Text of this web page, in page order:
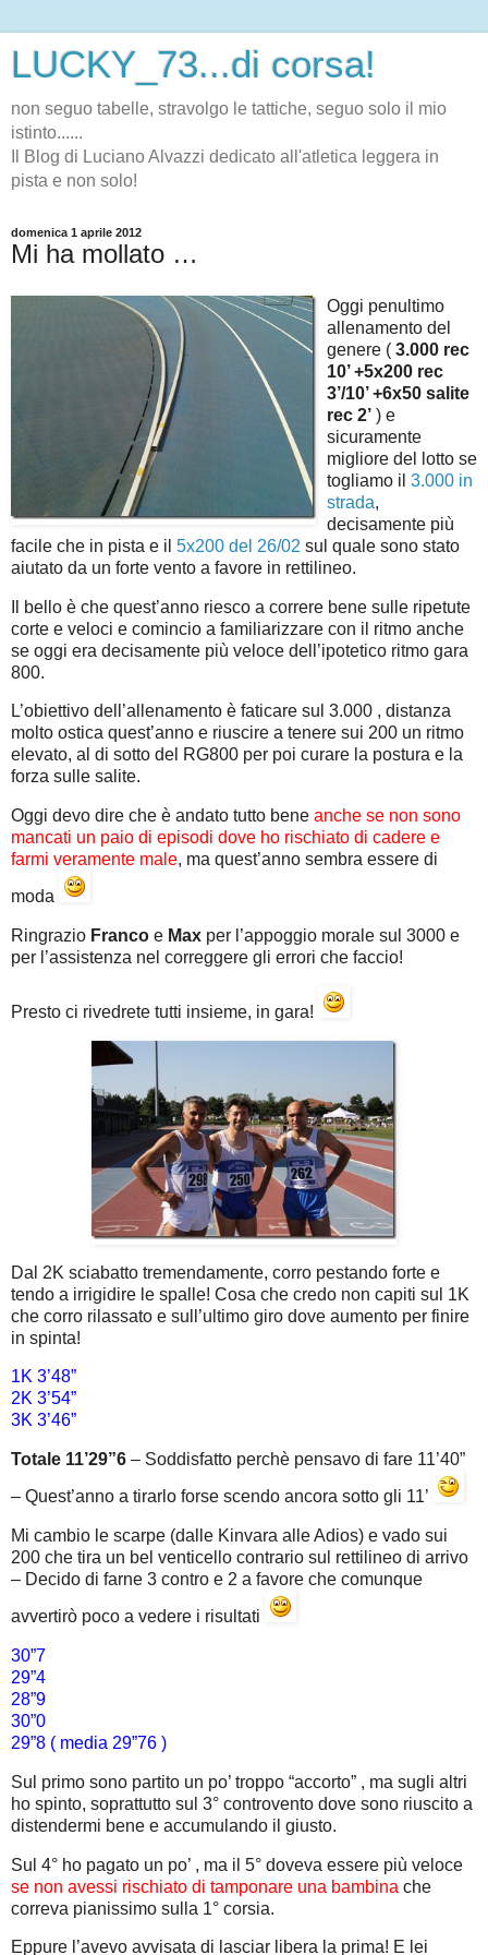
LUCKY_73...di corsa!
non seguo tabelle, stravolgo le tattiche, seguo solo il mio
istinto......
Il Blog di Luciano Alvazzi dedicato all'atletica leggera in
pista e non solo!
domenica 1 aprile 2012
Mi ha mollato …
Oggi penultimo
allenamento del
genere ( 3.000 rec
10’ +5x200 rec
3’/10’ +6x50 salite
rec 2’ ) e
sicuramente
migliore del lotto se
togliamo il 3.000 in
strada,
decisamente più
facile che in pista e il 5x200 del 26/02 sul quale sono stato
aiutato da un forte vento a favore in rettilineo.
Il bello è che quest’anno riesco a correre bene sulle ripetute
corte e veloci e comincio a familiarizzare con il ritmo anche
se oggi era decisamente più veloce dell’ipotetico ritmo gara
800.
L’obiettivo dell’allenamento è faticare sul 3.000 , distanza
molto ostica quest’anno e riuscire a tenere sui 200 un ritmo
elevato, al di sotto del RG800 per poi curare la postura e la
forza sulle salite.
Oggi devo dire che è andato tutto bene anche se non sono
mancati un paio di episodi dove ho rischiato di cadere e
farmi veramente male, ma quest’anno sembra essere di
moda
Ringrazio Franco e Max per l’appoggio morale sul 3000 e
per l’assistenza nel correggere gli errori che faccio!
Presto ci rivedrete tutti insieme, in gara!
Dal 2K sciabatto tremendamente, corro pestando forte e
tendo a irrigidire le spalle! Cosa che credo non capiti sul 1K
che corro rilassato e sull’ultimo giro dove aumento per finire
in spinta!
1K 3’48”
2K 3’54”
3K 3’46”
Totale 11’29”6 – Soddisfatto perchè pensavo di fare 11’40”
– Quest’anno a tirarlo forse scendo ancora sotto gli 11’
Mi cambio le scarpe (dalle Kinvara alle Adios) e vado sui
200 che tira un bel venticello contrario sul rettilineo di arrivo
– Decido di farne 3 contro e 2 a favore che comunque
avvertirò poco a vedere i risultati
30”7
29”4
28”9
30”0
29”8 ( media 29”76 )
Sul primo sono partito un po’ troppo “accorto” , ma sugli altri
ho spinto, soprattutto sul 3° controvento dove sono riuscito a
distendermi bene e accumulando il giusto.
Sul 4° ho pagato un po’ , ma il 5° doveva essere più veloce
se non avessi rischiato di tamponare una bambina che
correva pianissimo sulla 1° corsia.
Eppure l’avevo avvisata di lasciar libera la prima! E lei